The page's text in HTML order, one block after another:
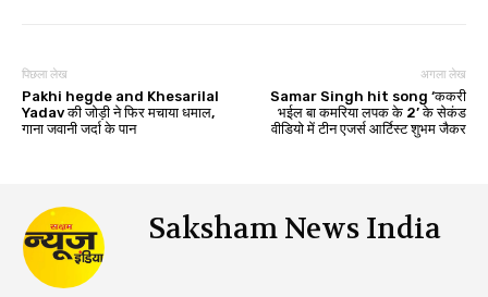
पिछला लेख
Pakhi hegde and Khesarilal
Yadav की जोड़ी ने फिर मचाया धमाल,
गाना जवानी जर्दा के पान
अगला लेख
Samar Singh hit song ‘ककरी
भईल बा कमरिया लपक के 2’ के सेकंड
वीडियो में टीन एजर्स आर्टिस्ट शुभम जैकर
Saksham News India